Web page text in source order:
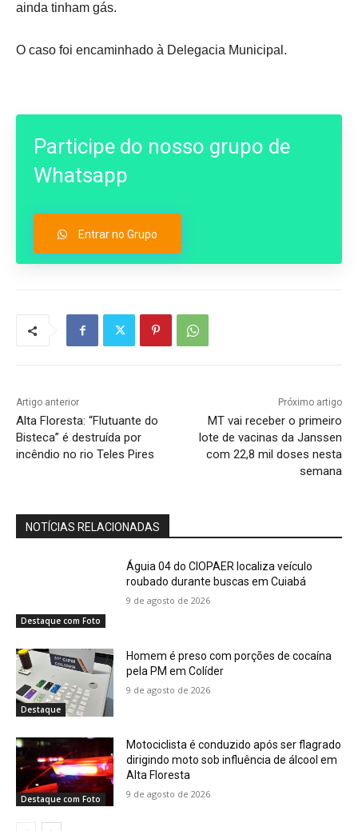
ainda tinham gás.
O caso foi encaminhado à Delegacia Municipal.
Participe do nosso grupo de
Whatsapp
Entrar no Grupo
Artigo anterior
Alta Floresta: “Flutuante do
Bisteca” é destruída por
incêndio no rio Teles Pires
Próximo artigo
MT vai receber o primeiro
lote de vacinas da Janssen
com 22,8 mil doses nesta
semana
NOTÍCIAS RELACIONADAS
Destaque com Foto
Águia 04 do CIOPAER localiza veículo
roubado durante buscas em Cuiabá
9 de agosto de 2026
Destaque
Homem é preso com porções de cocaína
pela PM em Colíder
9 de agosto de 2026
Destaque com Foto
Motociclista é conduzido após ser flagrado
dirigindo moto sob influência de álcool em
Alta Floresta
9 de agosto de 2026